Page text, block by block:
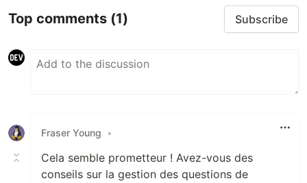
Top comments (1) Subscribe
Fraser Young •
Cela semble prometteur ! Avez-vous des
conseils sur la gestion des questions de